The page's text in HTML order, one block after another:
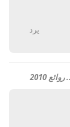
يرد
2010